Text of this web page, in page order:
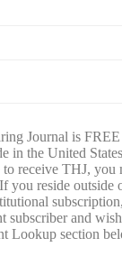
Journal is
in the United
to receive THJ,
you reside outside
subscriber and
Lookup section